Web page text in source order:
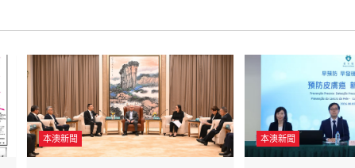
本澳新聞 本澳新聞